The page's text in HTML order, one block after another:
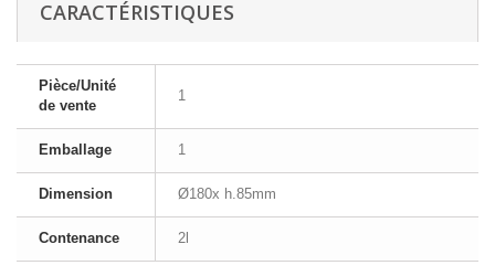
CARACTÉRISTIQUES
Pièce/Unité
de vente
1
Emballage 1
Dimension Ø180x h.85mm
Contenance 2l